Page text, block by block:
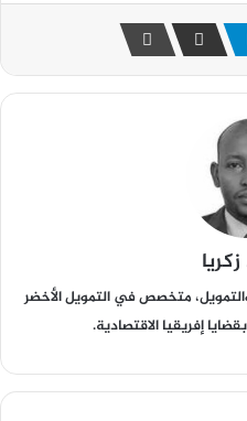
متخصص في التمويل الأخضر
إفريقيا الاقتصادية.